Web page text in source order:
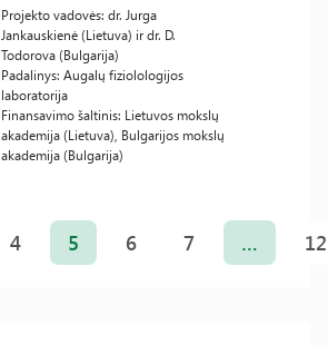
Projekto vadovės: dr. Jurga
Jankauskienė (Lietuva) ir dr. D.
Todorova (Bulgarija)
Padalinys: Augalų fiziolologijos
laboratorija
Finansavimo šaltinis: Lietuvos mokslų
akademija (Lietuva), Bulgarijos mokslų
akademija (Bulgarija)
Įrašų
puslapiavimas
4 5 6 7 … 12